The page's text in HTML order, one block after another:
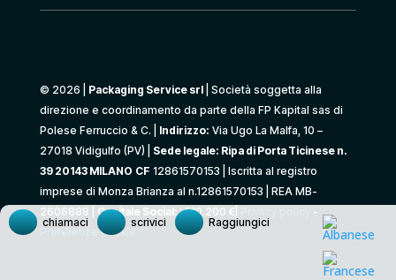
© 2026 | Packaging Service srl| Società soggetta alla
direzione e coordinamento da parte della FP Kapital sas di
Polese Ferruccio & C. | Indirizzo: Via Ugo La Malfa, 10 –
27018 Vidigulfo (PV) | Sede legale: Ripa di Porta Ticinese n.
39 20143 MILANO CF 12861570153 | Iscritta al registro
imprese di Monza Brianza al n.12861570153 | REA MB-
2606888 | Capitale Social:: 510.200 €|
-
Preferenze cookie
chiamaci scrivici Raggiungici